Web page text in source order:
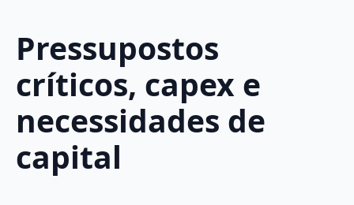
Pressupostos
críticos, capex e
necessidades de
capital